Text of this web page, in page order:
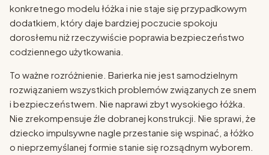
konkretnego modelu łóżka i nie staje się przypadkowym
dodatkiem, który daje bardziej poczucie spokoju
dorosłemu niż rzeczywiście poprawia bezpieczeństwo
codziennego użytkowania.
To ważne rozróżnienie. Barierka nie jest samodzielnym
rozwiązaniem wszystkich problemów związanych ze snem
i bezpieczeństwem. Nie naprawi zbyt wysokiego łóżka.
Nie zrekompensuje źle dobranej konstrukcji. Nie sprawi, że
dziecko impulsywne nagle przestanie się wspinać, a łóżko
o nieprzemyślanej formie stanie się rozsądnym wyborem.